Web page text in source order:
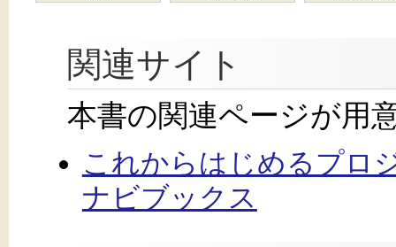
関連サイト
本書の関連ページが用
これからはじめるプロ
ナビブックス